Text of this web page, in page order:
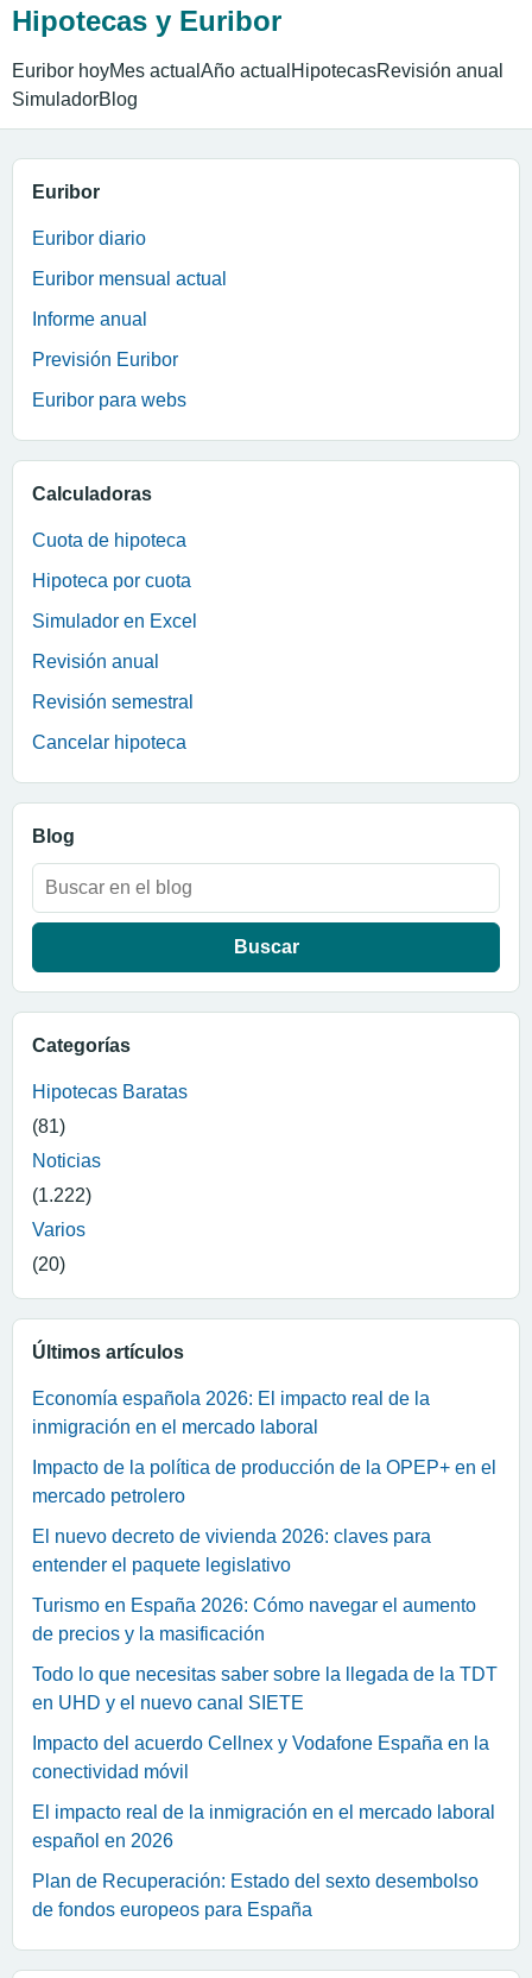
Hipotecas y Euribor
Euribor hoyMes actual Año actual HipotecasRevisión anual
SimuladorBlog
Euribor
Euribor diario
Euribor mensual actual
Informe anual
Previsión Euribor
Euribor para webs
Calculadoras
Cuota de hipoteca
Hipoteca por cuota
Simulador en Excel
Revisión anual
Revisión semestral
Cancelar hipoteca
Blog
Buscar:
Categorías
Hipotecas Baratas
(81)
Noticias
(1.222)
Varios
(20)
Últimos artículos
Economía española 2026: El impacto real de la
inmigración en el mercado laboral
Impacto de la política de producción de la OPEP+ en el
mercado petrolero
El nuevo decreto de vivienda 2026: claves para
entender el paquete legislativo
Turismo en España 2026: Cómo navegar el aumento
de precios y la masificación
Todo lo que necesitas saber sobre la llegada de la TDT
en UHD y el nuevo canal SIETE
Impacto del acuerdo Cellnex y Vodafone España en la
conectividad móvil
El impacto real de la inmigración en el mercado laboral
español en 2026
Plan de Recuperación: Estado del sexto desembolso
de fondos europeos para España